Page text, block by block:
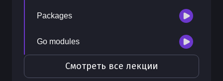
Packages
Go modules
Смотреть все лекции